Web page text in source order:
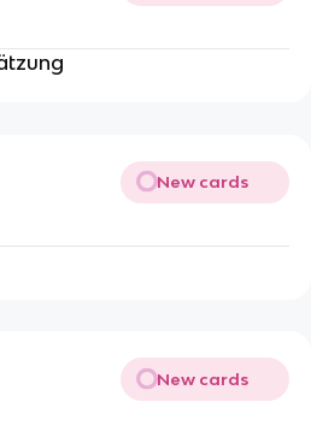
New cards
New cards